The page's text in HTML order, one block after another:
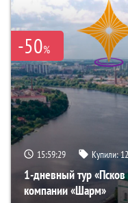
-50%
15:59:28 Купили:12
1-дневный тур
компании «Шарм»